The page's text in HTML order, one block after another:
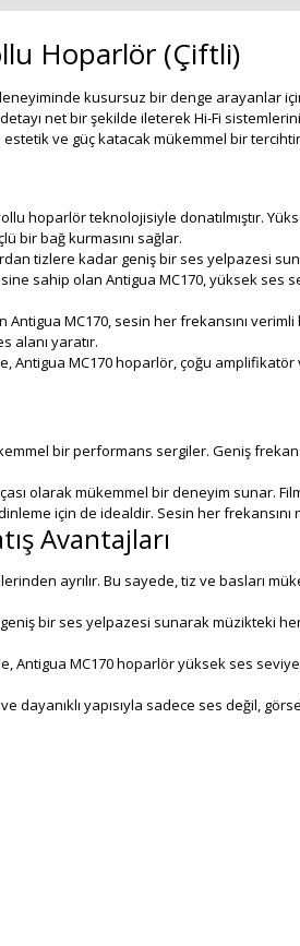
Hoparlör (Çiftli)
kusursuz bir denge arayanlar
net bir şekilde ileterek Hi-Fi
estetik ve güç katacak mükemmel bir
hoparlör teknolojisiyle donatılmıştır.
bir bağ kurmasını sağlar.
tizlere kadar geniş bir ses yelpazesi
sahip olan Antigua MC170, yüksek
Antigua MC170, sesin her frekansını
alanı yaratır.
Antigua MC170 hoparlör, çoğu
bir performans sergiler. Geniş
olarak mükemmel bir deneyim sunar.
için de idealdir. Sesin her
Avantajları
ayrılır. Bu sayede, tiz ve basları
bir ses yelpazesi sunarak müzikteki
Antigua MC170 hoparlör yüksek ses
ve dayanıklı yapısıyla sadece ses değil,